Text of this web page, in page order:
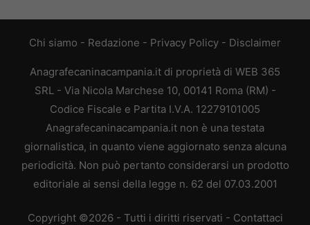
Chi siamo - Redazione - Privacy Policy - Disclaimer
Anagrafecaninacampania.it di proprietà di WEB 365
SRL - Via Nicola Marchese 10, 00141 Roma (RM) -
Codice Fiscale e Partita I.V.A. 12279101005
Anagrafecaninacampania.it non è una testata
giornalistica, in quanto viene aggiornato senza alcuna
periodicità. Non può pertanto considerarsi un prodotto
editoriale ai sensi della legge n. 62 del 07.03.2001
Copyright ©2026 - Tutti i diritti riservati - Contattaci